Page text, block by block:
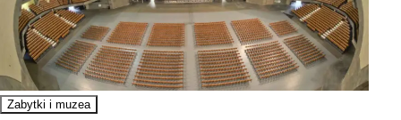
Zabytki i muzea